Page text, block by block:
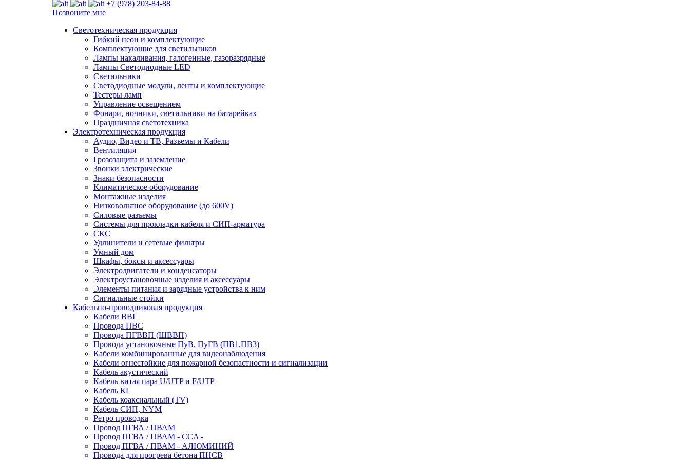
+7 (978) 203-84-88
Позвоните мне
Светотехническая продукция
Гибкий неон и комплектующие
Комплектующие для светильников
Лампы накаливания, галогенные, газоразрядные
Лампы Светодиодные LED
Светильники
Светодиодные модули, ленты и комплектующие
Тестеры ламп
Управление освещением
Фонари, ночники, светильники на батарейках
Праздничная светотехника
Электротехническая продукция
Аудио, Видео и ТВ, Разъемы и Кабели
Вентиляция
Грозозащита и заземление
Звонки электрические
Знаки безопасности
Климатическое оборудование
Монтажные изделия
Низковольтное оборудование (до 600V)
Силовые разъемы
Системы для прокладки кабеля и СИП-арматура
СКС
Удлинители и сетевые фильтры
Умный дом
Шкафы, боксы и аксессуары
Электродвигатели и конденсаторы
Электроустановочные изделия и аксессуары
Элементы питания и зарядные устройства к ним
Сигнальные стойки
Кабельно-проводниковая продукция
Кабели ВВГ
Провода ПВС
Провода ПГВВП (ШВВП)
Провода установочные ПуВ, ПуГВ (ПВ1,ПВ3)
Кабели комбинированные для видеонаблюдения
Кабели огнестойкие для пожарной безопастности и сигнализации
Кабель акустический
Кабель витая пара U/UTP и F/UTP
Кабель КГ
Кабель коаксиальный (TV)
Кабель СИП, NYM
Ретро проводка
Провод ПГВА / ПВАМ
Провод ПГВА / ПВАМ - CCA -
Провод ПГВА / ПВАМ - АЛЮМИНИЙ
Провода для прогрева бетона ПНСВ